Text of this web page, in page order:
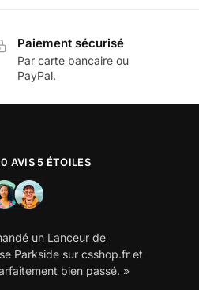
Paiement sécurisé
Par carte bancaire ou
PayPal.
AVIS 5 ÉTOILES
un Lanceur de
Parkside sur csshop.fr et
bien passé. »